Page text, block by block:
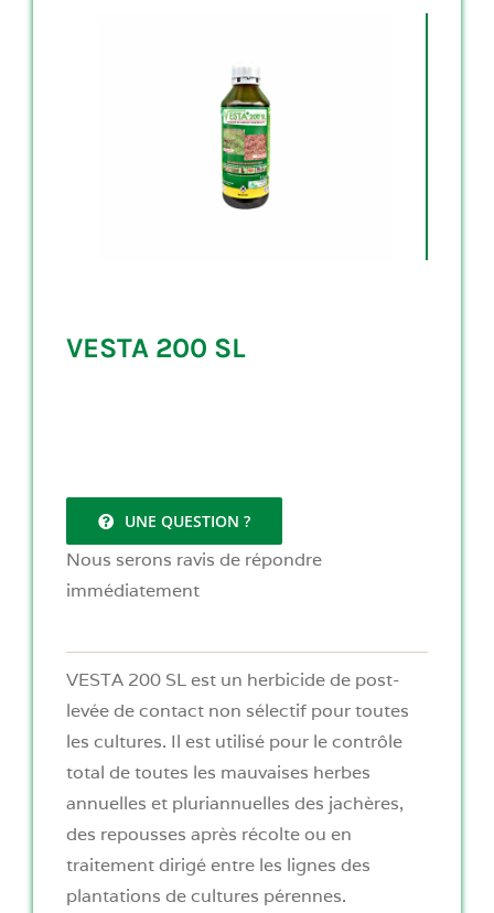
VESTA 200 SL
UNE QUESTION ?
Nous serons ravis de répondre
immédiatement
VESTA 200 SL est un herbicide de post-
levée de contact non sélectif pour toutes
les cultures. Il est utilisé pour le contrôle
total de toutes les mauvaises herbes
annuelles et pluriannuelles des jachères,
des repousses après récolte ou en
traitement dirigé entre les lignes des
plantations de cultures pérennes.